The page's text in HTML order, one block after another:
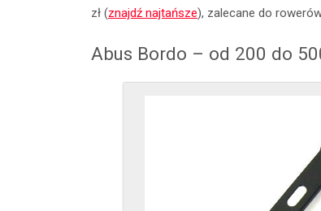
zł (znajdź najtańsze), zalecane do
Abus Bordo – od 200 do